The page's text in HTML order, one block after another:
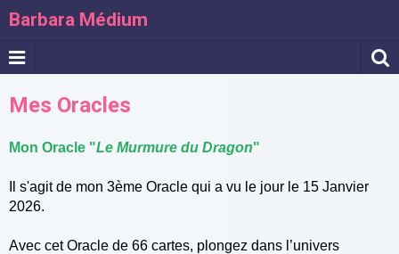
Barbara Médium
Mes Oracles
Mon Oracle "Le Murmure du Dragon"
Il s'agit de mon 3ème Oracle qui a vu le jour le 15 Janvier
2026.
Avec cet Oracle de 66 cartes, plongez dans l’univers